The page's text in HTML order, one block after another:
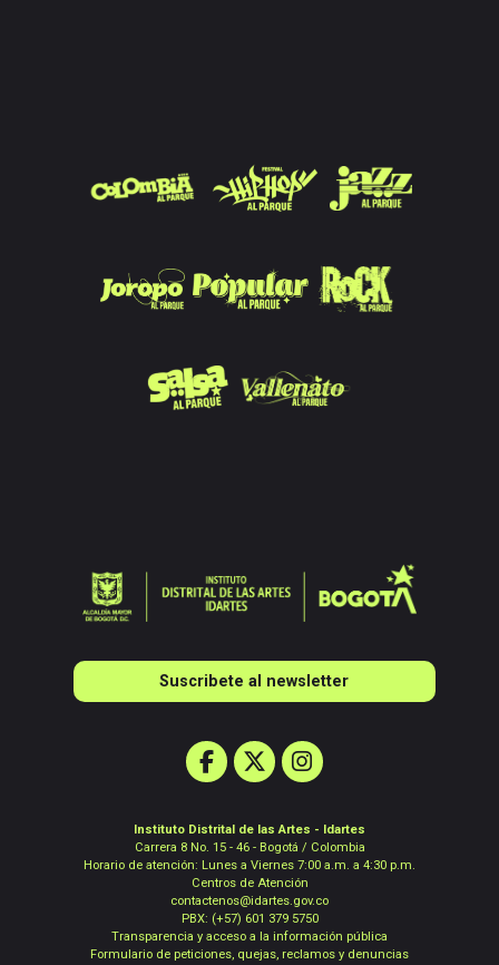
Instituto Distrital de las Artes - Idartes
Carrera 8 No. 15 - 46 - Bogotá / Colombia
Horario de atención: Lunes a Viernes 7:00 a.m. a 4:30 p.m.
Centros de Atención
contactenos@idartes.gov.co
PBX: (+57) 601 379 5750
Transparencia y acceso a la información pública
Formulario de peticiones, quejas, reclamos y denuncias
Suscribete al newsletter